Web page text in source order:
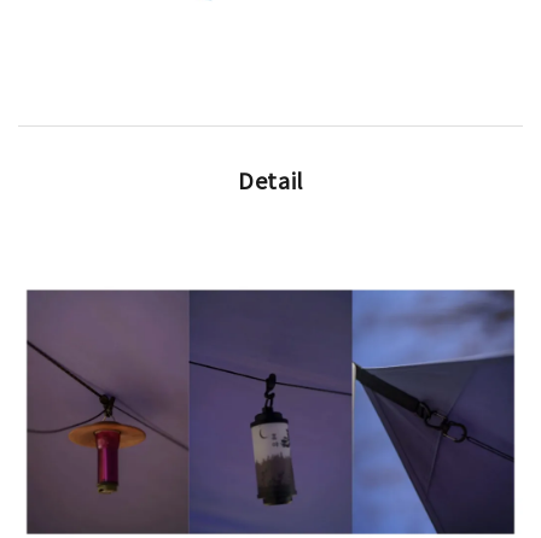
Detail